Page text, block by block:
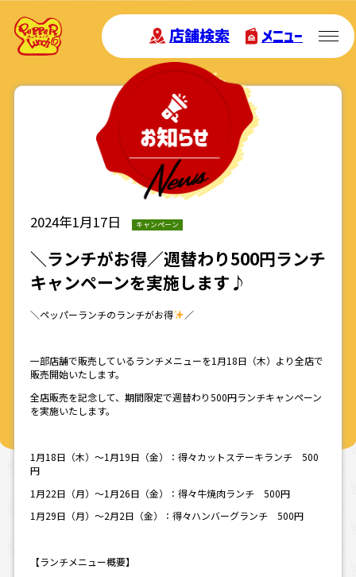
店舗検索 メニュー
2024年1月17日 キャンペーン
＼ランチがお得／週替わり500円ランチ
キャンペーンを実施します♪
＼ペッパーランチのランチがお得 ／
一部店舗で販売しているランチメニューを1月18日（木）より全店で
販売開始いたします。
全店販売を記念して、期間限定で週替わり500円ランチキャンペーン
を実施いたします。
1月18日（木）～1月19日（金）：得々カットステーキランチ 500
円
1月22日（月）～1月26日（金）：得々牛焼肉ランチ 500円
1月29日（月）～2月2日（金）：得々ハンバーグランチ 500円
【ランチメニュー概要】